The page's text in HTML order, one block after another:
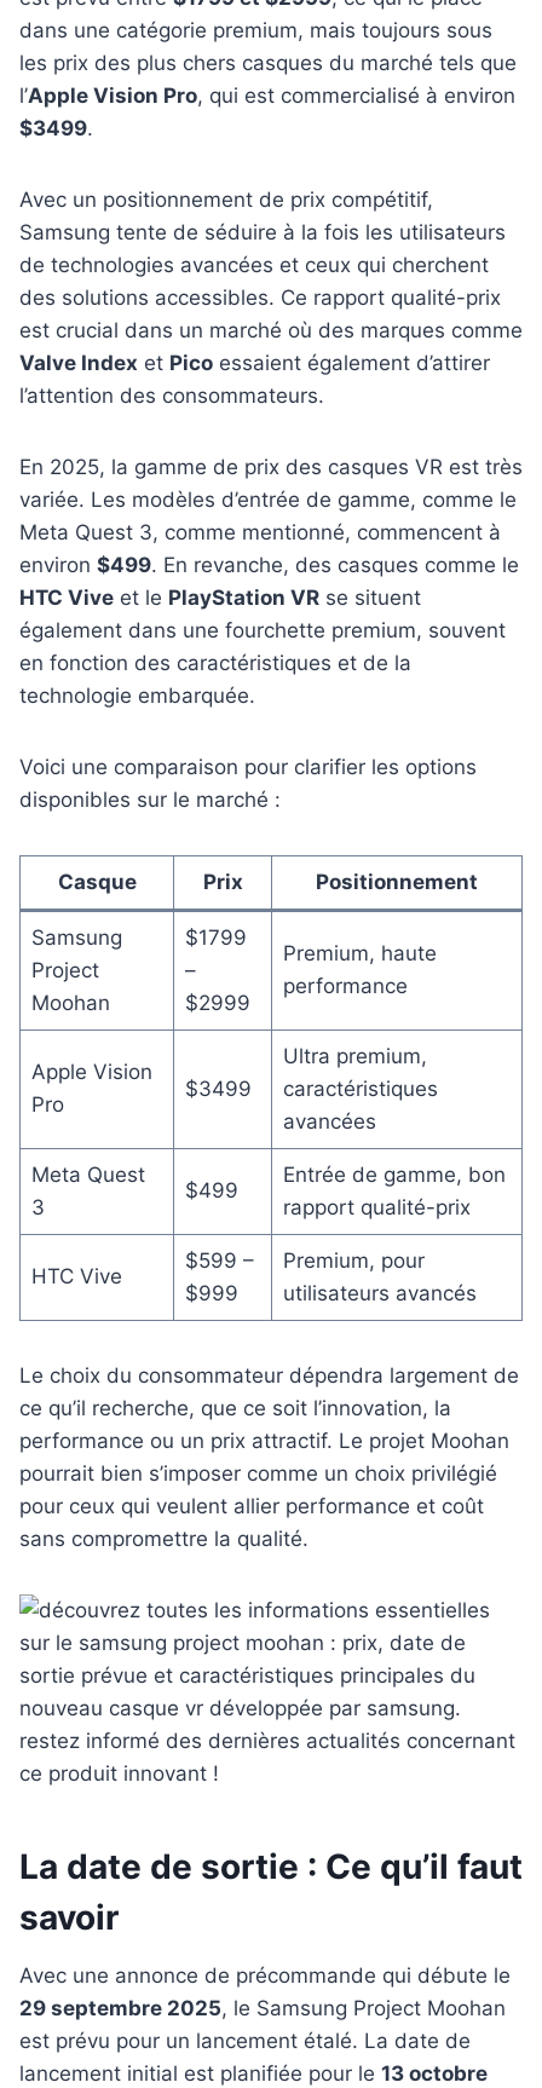
dans une catégorie premium, mais toujours sous
les prix des plus chers casques du marché tels que
l’Apple Vision Pro, qui est commercialisé à environ
$3499.
Avec un positionnement de prix compétitif,
Samsung tente de séduire à la fois les utilisateurs
de technologies avancées et ceux qui cherchent
des solutions accessibles. Ce rapport qualité-prix
est crucial dans un marché où des marques comme
Valve Index et Pico essaient également d’attirer
l’attention des consommateurs.
En 2025, la gamme de prix des casques VR est très
variée. Les modèles d’entrée de gamme, comme le
Meta Quest 3, comme mentionné, commencent à
environ $499. En revanche, des casques comme le
HTC Vive et le PlayStation VR se situent
également dans une fourchette premium, souvent
en fonction des caractéristiques et de la
technologie embarquée.
Voici une comparaison pour clarifier les options
disponibles sur le marché :
Casque Prix Positionnement
Samsung
Project
Moohan
$1799
–
$2999
Premium, haute
performance
Apple Vision
Pro
$3499
Ultra premium,
caractéristiques
avancées
Meta Quest
3
$499
Entrée de gamme, bon
rapport qualité-prix
HTC Vive
$599 –
$999
Premium, pour
utilisateurs avancés
Le choix du consommateur dépendra largement de
ce qu’il recherche, que ce soit l’innovation, la
performance ou un prix attractif. Le projet Moohan
pourrait bien s’imposer comme un choix privilégié
pour ceux qui veulent allier performance et coût
sans compromettre la qualité.
La date de sortie : Ce qu’il faut
savoir
Avec une annonce de précommande qui débute le
29 septembre 2025, le Samsung Project Moohan
est prévu pour un lancement étalé. La date de
lancement initial est planifiée pour le 13 octobre